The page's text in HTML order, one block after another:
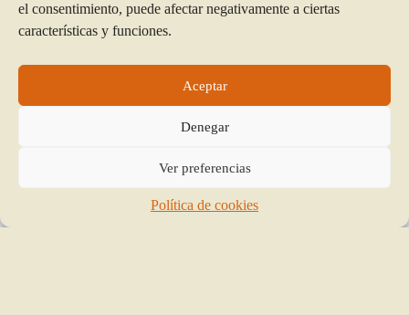
el consentimiento, puede afectar negativamente a ciertas
características y funciones.
Aceptar
Denegar
Ver preferencias
Política de cookies
Contacta con nosotros a través de